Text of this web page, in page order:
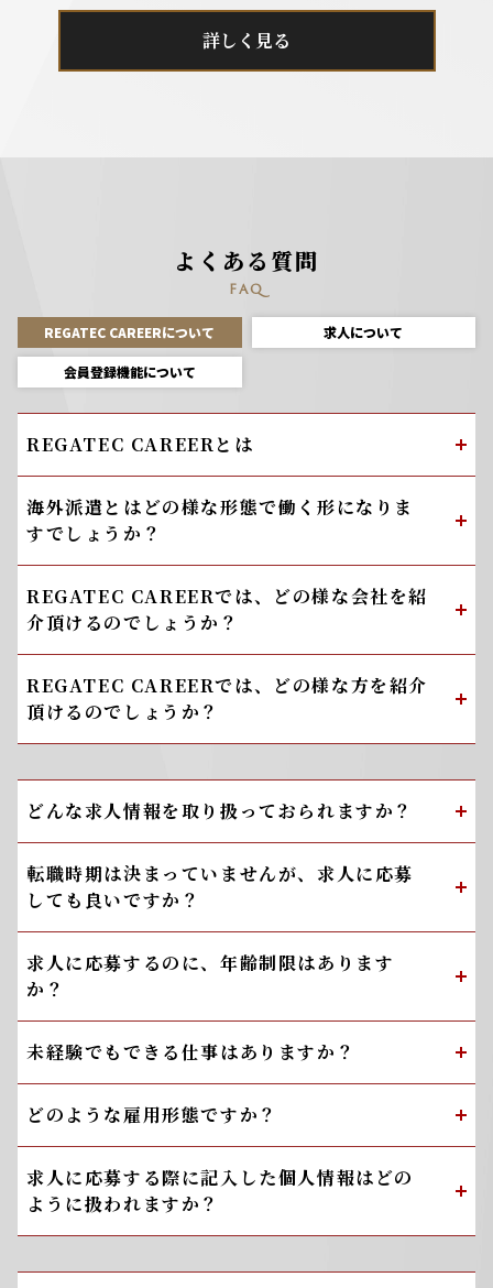
詳しく見る
よくある質問
FAQ
REGATEC CAREERについて 求人について
会員登録機能について
REGATEC CAREERとは
海外派遣とはどの様な形態で働く形になりま
すでしょうか？
REGATEC CAREERでは、どの様な会社を紹
介頂けるのでしょうか？
REGATEC CAREERでは、どの様な方を紹介
頂けるのでしょうか？
どんな求人情報を取り扱っておられますか？
転職時期は決まっていませんが、求人に応募
しても良いですか？
求人に応募するのに、年齢制限はあります
か？
未経験でもできる仕事はありますか？
どのような雇用形態ですか？
求人に応募する際に記入した個人情報はどの
ように扱われますか？